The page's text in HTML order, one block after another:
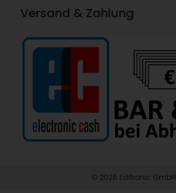
Versand & Zahlung
© 2026 Editronic GmbH